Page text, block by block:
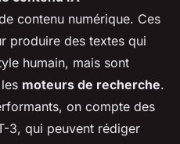
contenu numérique. Ces
produire des textes qui
humain, mais sont
moteurs de recherche.
on compte des
3, qui peuvent rédiger